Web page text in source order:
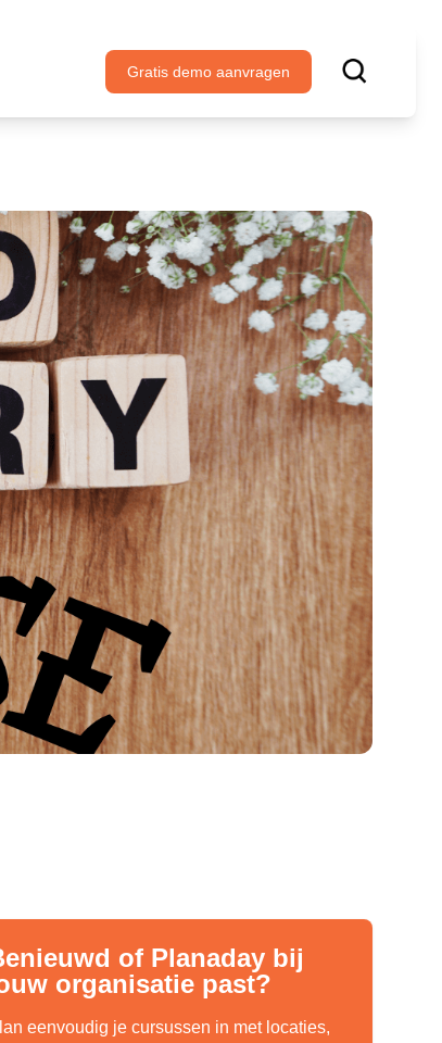
Gratis demo aanvragen
of Planaday bij
organisatie past?
eenvoudig je cursussen in met locaties,